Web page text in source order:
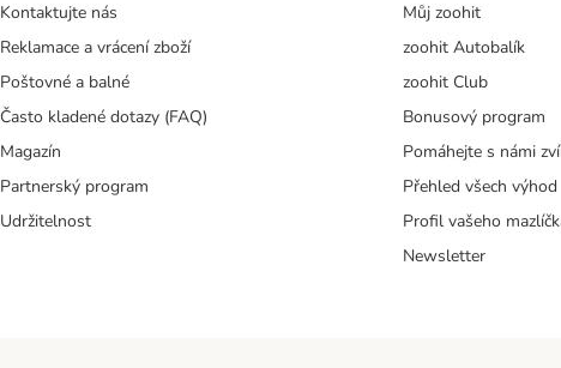
Kontaktujte nás
Reklamace a vrácení zboží
Poštovné a balné
Často kladené dotazy (FAQ)
Magazín
Partnerský program
Udržitelnost
Můj zoohit
zoohit Autobalík
zoohit Club
Bonusový program
Pomáhejte s námi
Přehled všech výhod
Profil vašeho
Newsletter